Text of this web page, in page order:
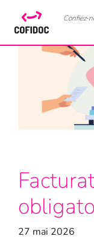
Confiez-
27 mai 2026